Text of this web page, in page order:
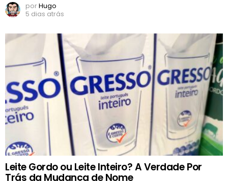
porHugo
5 dias atrás
Leite Gordo ou Leite Inteiro? A Verdade Por
Trás da Mudança de Nome